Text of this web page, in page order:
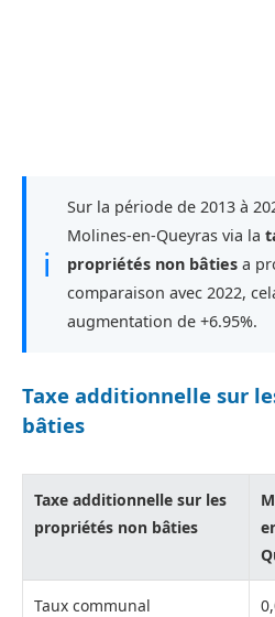
ℹ
Sur la période de 2013 à
Molines-en-Queyras via la
propriétés non bâties a
comparaison avec 2022,
augmentation de +6.95%.
Taxe additionnelle sur
bâties
Taxe additionnelle sur les
propriétés non bâties
Taux communal